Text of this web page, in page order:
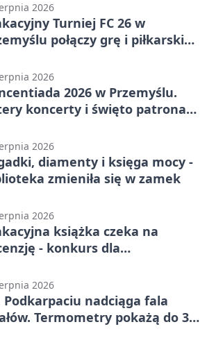
2026
Turniej FC 26 w
połączy grę i piłkarski
2026
2026 w Przemyślu.
koncerty i święto patrona
2026
diamenty i księga mocy -
zmieniła się w zamek
2026
książka czeka na
- konkurs dla
2026
Podkarpaciu nadciąga fala
Termometry pokażą do 36